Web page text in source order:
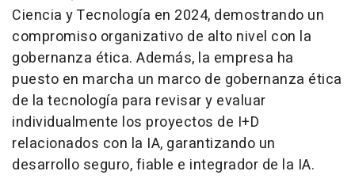
Ciencia y Tecnología en 2024, demostrando un
compromiso organizativo de alto nivel con la
gobernanza ética. Además, la empresa ha
puesto en marcha un marco de gobernanza ética
de la tecnología para revisar y evaluar
individualmente los proyectos de I+D
relacionados con la IA, garantizando un
desarrollo seguro, fiable e integrador de la IA.